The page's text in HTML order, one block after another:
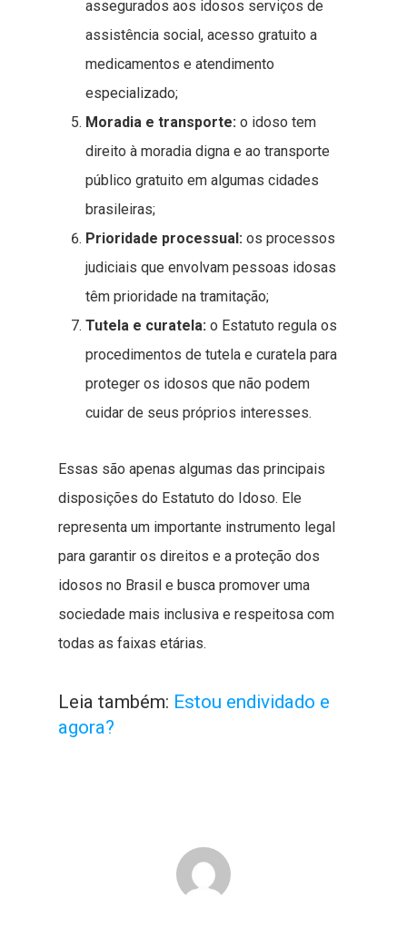
assegurados aos idosos serviços de
assistência social, acesso gratuito a
medicamentos e atendimento
especializado;
Moradia e transporte: o idoso tem
direito à moradia digna e ao transporte
público gratuito em algumas cidades
brasileiras;
Prioridade processual: os processos
judiciais que envolvam pessoas idosas
têm prioridade na tramitação;
Tutela e curatela: o Estatuto regula os
procedimentos de tutela e curatela para
proteger os idosos que não podem
cuidar de seus próprios interesses.
Essas são apenas algumas das principais
disposições do Estatuto do Idoso. Ele
representa um importante instrumento legal
para garantir os direitos e a proteção dos
idosos no Brasil e busca promover uma
sociedade mais inclusiva e respeitosa com
todas as faixas etárias.
Leia também: Estou endividado e
agora?